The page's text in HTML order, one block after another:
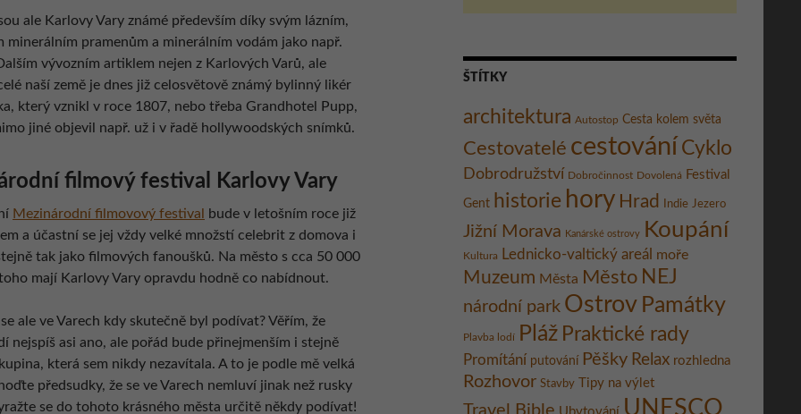
ale Karlovy Vary známé především díky svým lázním,
minerálním pramenům a minerálním vodám jako např.
vývozním artiklem nejen z Karlových Varů, ale
naší země je dnes již celosvětově známý bylinný likér
který vznikl v roce 1807, nebo třeba Grandhotel Pupp,
jiné objevil např. už i v řadě hollywoodských snímků.
filmový festival Karlovy Vary
Mezinárodní filmovový festival
bude v letošním roce již
a účastní se jej vždy velké množstí celebrit z domova i
tak jako filmových fanoušků. Na město s cca 50 000
mají Karlovy Vary opravdu hodně co nabídnout.
se ale ve Varech kdy skutečně byl podívat? Věřím, že
nejspíš asi ano, ale pořád bude přinejmenším i stejně
která sem nikdy nezavítala. A to je podle mě velká
předsudky, že se ve Varech nemluví jinak než rusky
se do tohoto krásného města určitě někdy podívat!
ŠTÍTKY
architektura Autostop Cesta kolem světa
Cestovatelé cestování Cyklo
Dobrodružství Dobročinnost Dovolená Festival
Gent historie hory Hrad Indie Jezero
Jižní Morava Kanárské ostrovy Koupání
Kultura Lednicko-valtický areál moře
Muzeum Města Město NEJ
národní park Ostrov Památky
Plavba lodí Pláž Praktické rady
Promítání putování Pěšky Relax rozhledna
Rozhovor Stavby Tipy na výlet
Travel Bible UNESCO